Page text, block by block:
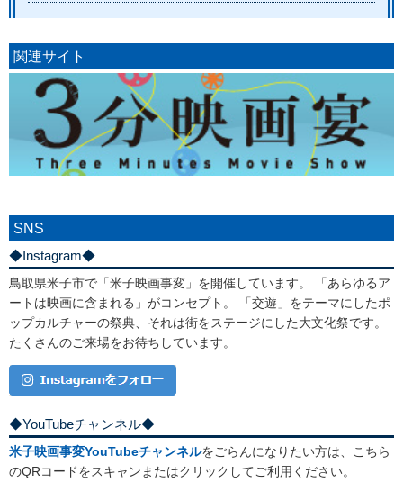
関連サイト
SNS
◆Instagram◆
鳥取県米子市で「米子映画事変」を開催しています。 「あらゆるア
ートは映画に含まれる」がコンセプト。 「交遊」をテーマにしたポ
ップカルチャーの祭典、それは街をステージにした大文化祭です。
たくさんのご来場をお待ちしています。
◆YouTubeチャンネル◆
米子映画事変YouTubeチャンネルをごらんになりたい方は、こちら
のQRコードをスキャンまたはクリックしてご利用ください。